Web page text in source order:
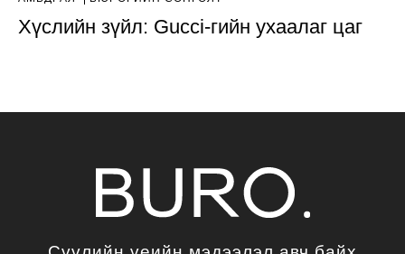
Хүслийн зүйл: Gucci-гийн ухаалаг цаг